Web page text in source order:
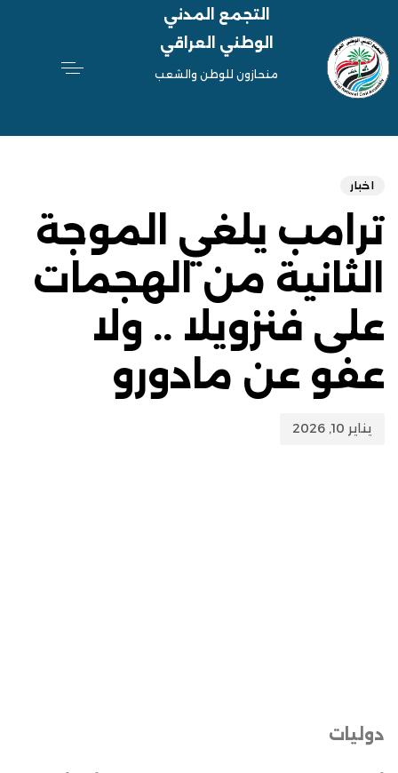
التجمع المدني
الوطني العراقي
منحازون للوطن والشعب
اخبار
ترامب يلغي الموجة
الثانية من الهجمات
على فنزويلا .. ولا
عفو عن مادورو
يناير 10, 2026
دوليات